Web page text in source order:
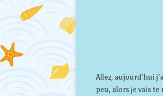
Allez, aujourd’hui
peu, alors je vais